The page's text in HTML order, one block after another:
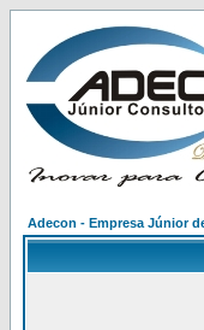
Adecon - Empresa Júnior